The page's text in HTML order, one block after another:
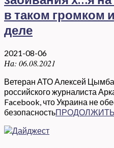
в таком громком
деле
2021-08-06
На: 06.08.2021
Ветеран АТО Алексей
российского журналиста
Facebook, что Украина не
безопасность